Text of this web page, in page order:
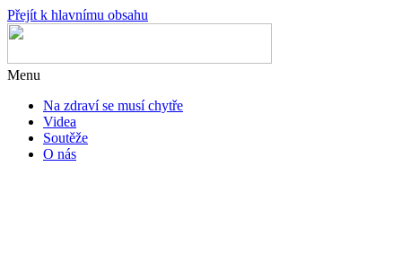
Přejít k hlavnímu obsahu
Menu
Na zdraví se musí chytře
Videa
Soutěže
O nás